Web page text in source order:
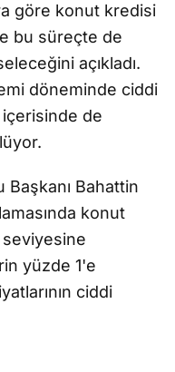
göre konut kredisi
bu süreçte de
açıkladı.
döneminde ciddi
içerisinde de
Bahattin
konut
seviyesine
yüzde 1'e
ciddi